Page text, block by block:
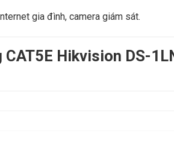
gia đình, camera giám sát.
Hikvision DS-